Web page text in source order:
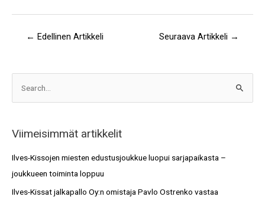
← Edellinen Artikkeli Seuraava Artikkeli →
r
c
h
Viimeisimmät artikkelit
Ilves-Kissojen miesten edustusjoukkue luopui sarjapaikasta –
joukkueen toiminta loppuu
Ilves-Kissat jalkapallo Oy:n omistaja Pavlo Ostrenko vastaa
i
t
o
t